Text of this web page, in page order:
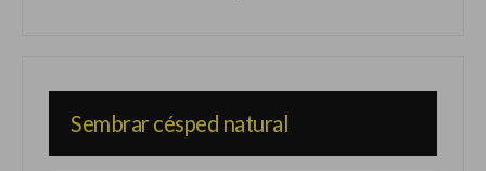
Sembrar césped natural